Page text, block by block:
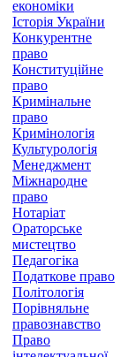
економіки
Історія України
Конкурентне
право
Конституційне
право
Кримінальне
право
Кримінологія
Культурологія
Менеджмент
Міжнародне
право
Нотаріат
Ораторське
мистецтво
Педагогіка
Податкове право
Політологія
Порівняльне
правознавство
Право